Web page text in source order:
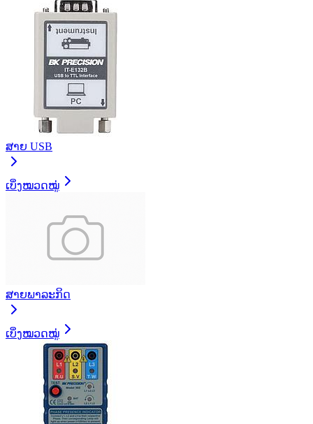
ສາຍ USB
ເບິ່ງໝວດໝູ່
ສາຍພາລະກິດ
ເບິ່ງໝວດໝູ່